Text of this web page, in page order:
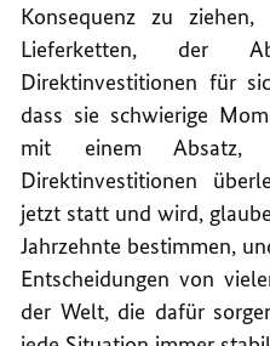
Konsequenz zu
Lieferketten, der
Direktinvestitionen für
dass sie schwierige
mit einem
Direktinvestitionen
jetzt statt und wird,
Jahrzehnte bestimmen,
Entscheidungen von
der Welt, die dafür